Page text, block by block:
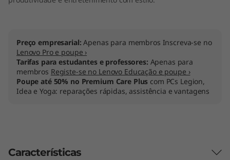
Preço empresarial:Apenas para membros Inscreva-se no
Lenovo Pro e poupe ›
Tarifas para estudantes e professores: Apenas para
membros Registe-se no Lenovo Educação e poupe ›
Poupe até 50% no Premium Care Plus com PCs Legion,
Idea e Yoga: reparações rápidas, assistência e vantagens
Características